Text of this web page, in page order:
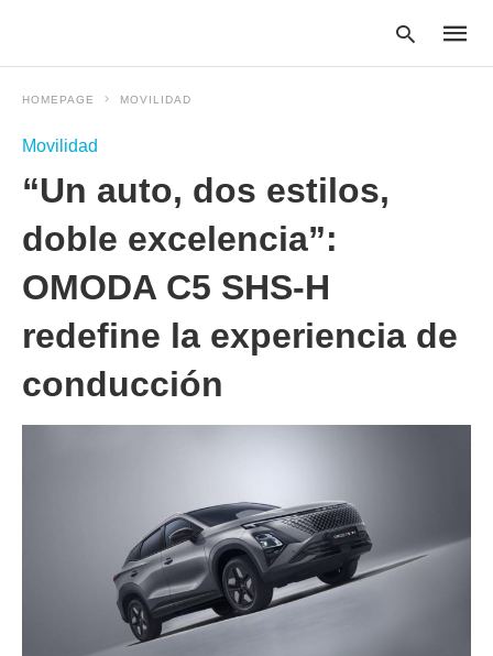
HOMEPAGE MOVILIDAD
Movilidad
“Un auto, dos estilos,
doble excelencia”:
OMODA C5 SHS-H
redefine la experiencia de
conducción